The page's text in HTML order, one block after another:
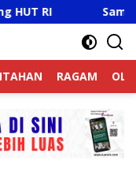
Sambut HUT RI
RAGAM